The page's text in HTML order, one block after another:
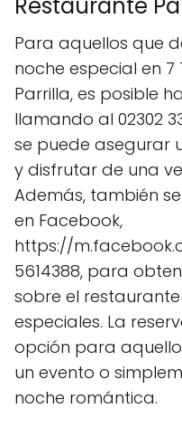
Para aquellos que
noche especial en 7
Parrilla, es posible
llamando al 02302
se puede asegurar
y disfrutar de una
Además, también
en Facebook,
https://
5614388, para
sobre el
especiales. La
opción para
un evento o
noche romántica.